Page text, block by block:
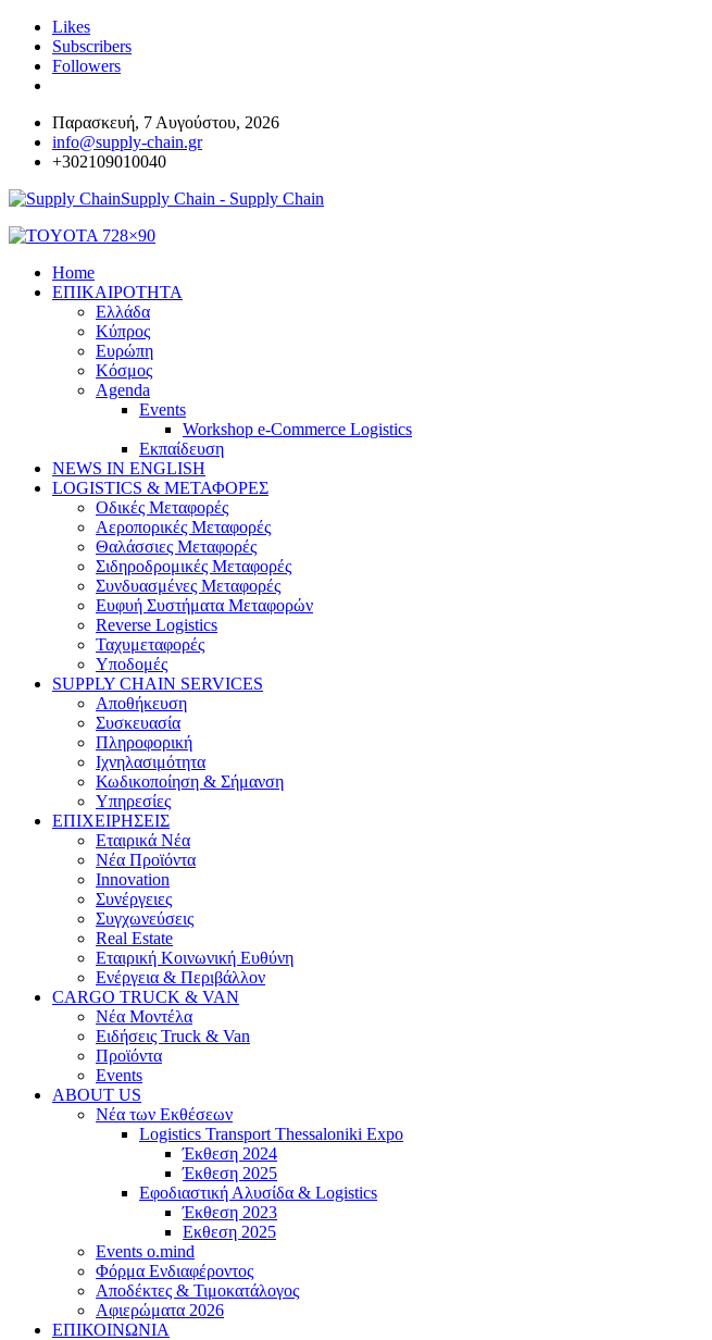
Likes
Subscribers
Followers
Παρασκευή, 7 Αυγούστου, 2026
info@supply-chain.gr
+302109010040
Supply Chain - Supply Chain
Home
ΕΠΙΚΑΙΡΟΤΗΤΑ
Ελλάδα
Κύπρος
Ευρώπη
Κόσμος
Agenda
Events
Workshop e-Commerce Logistics
Εκπαίδευση
NEWS IN ENGLISH
LOGISTICS & ΜΕΤΑΦΟΡΕΣ
Οδικές Μεταφορές
Αεροπορικές Μεταφορές
Θαλάσσιες Μεταφορές
Σιδηροδρομικές Μεταφορές
Συνδυασμένες Μεταφορές
Ευφυή Συστήματα Μεταφορών
Reverse Logistics
Ταχυμεταφορές
Υποδομές
SUPPLY CHAIN SERVICES
Αποθήκευση
Συσκευασία
Πληροφορική
Ιχνηλασιμότητα
Κωδικοποίηση & Σήμανση
Υπηρεσίες
ΕΠΙΧΕΙΡΗΣΕΙΣ
Εταιρικά Νέα
Νέα Προϊόντα
Innovation
Συνέργειες
Συγχωνεύσεις
Real Estate
Εταιρική Κοινωνική Ευθύνη
Ενέργεια & Περιβάλλον
CARGO TRUCK & VAN
Νέα Μοντέλα
Ειδήσεις Truck & Van
Προϊόντα
Events
ABOUT US
Νέα των Εκθέσεων
Logistics Transport Thessaloniki Expo
Έκθεση 2024
Έκθεση 2025
Εφοδιαστική Αλυσίδα & Logistics
Έκθεση 2023
Εκθεση 2025
Events o.mind
Φόρμα Ενδιαφέροντος
Αποδέκτες & Τιμοκατάλογος
Αφιερώματα 2026
ΕΠΙΚΟΙΝΩΝΙΑ